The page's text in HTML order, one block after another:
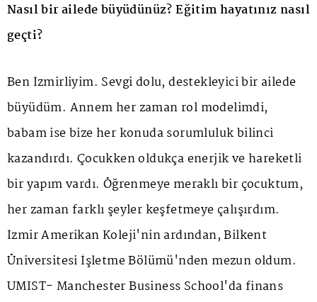
Nasıl bir ailede büyüdünüz? Eğitim hayatınız nasıl
geçti?
Ben İzmirliyim. Sevgi dolu, destekleyici bir ailede
büyüdüm. Annem her zaman rol modelimdi,
babam ise bize her konuda sorumluluk bilinci
kazandırdı. Çocukken oldukça enerjik ve hareketli
bir yapım vardı. Öğrenmeye meraklı bir çocuktum,
her zaman farklı şeyler keşfetmeye çalışırdım.
İzmir Amerikan Koleji'nin ardından, Bilkent
Üniversitesi İşletme Bölümü'nden mezun oldum.
UMIST- Manchester Business School'da finans